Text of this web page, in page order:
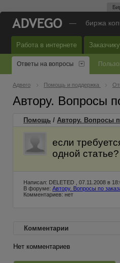
— биржа
Работа в интернете Заказчику
Ответы на вопросы
Адвего Помощь и поддержка
Автору. Вопросы
Помощь / Автору. Вопросы
если
одной
Написал: DELETED , 07.11.2008 в
В форуме: Автору. Вопросы по
Комментариев: нет
Комментарии
Нет комментариев